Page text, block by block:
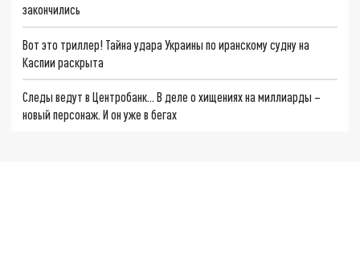
закончились
Вот это триллер! Тайна удара Украины по иранскому судну на
Каспии раскрыта
Следы ведут в Центробанк… В деле о хищениях на миллиарды –
новый персонаж. И он уже в бегах